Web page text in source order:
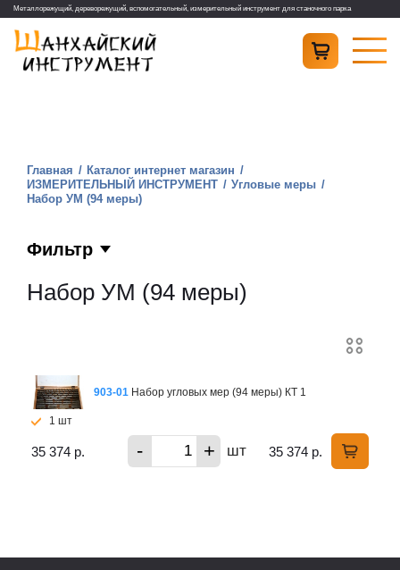
Металлорежущий, дереворежущий, вспомогательный, измерительный инструмент для станочного парка
Главная
Каталог интернет магазин
ИЗМЕРИТЕЛЬНЫЙ ИНСТРУМЕНТ
Угловые меры
Набор УМ (94 меры)
Фильтр
Набор УМ (94 меры)
903-01 Набор угловых мер (94 меры) КТ 1
1 шт
35 374 р. - + шт 35 374 р.